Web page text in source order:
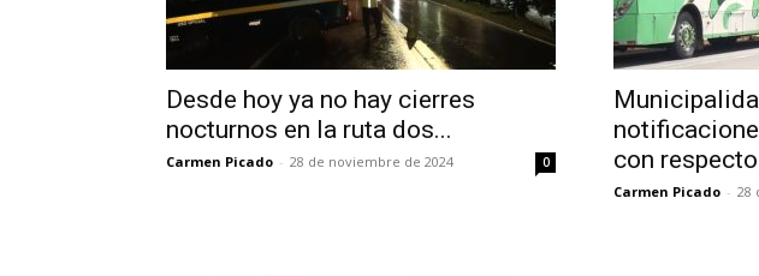
Desde hoy ya no hay cierres
nocturnos en la ruta dos...
Carmen Picado - 28 de noviembre de 2024 0
con
Carmen Picado - 28